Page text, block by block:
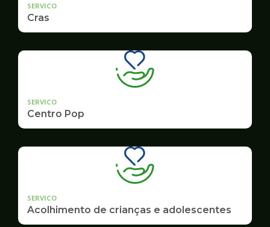
SERVICO
Cras
SERVICO
Centro Pop
SERVICO
Acolhimento de crianças e adolescentes